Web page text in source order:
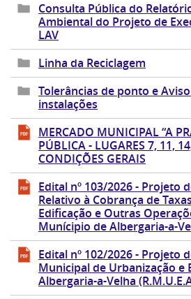
Consulta Pública do
Ambiental do Projeto de
LAV
Linha da Reciclagem
Tolerâncias de ponto e
instalações
MERCADO MUNICIPAL “A
PÚBLICA - LUGARES 7, 11,
CONDIÇÕES GERAIS
Edital nº 103/2026 - Projeto
Relativo à Cobrança de
Edificação e Outras
Munícipio de Albergaria-a-
Edital nº 102/2026 - Projeto
Municipal de Urbanização e
Albergaria-a-Velha